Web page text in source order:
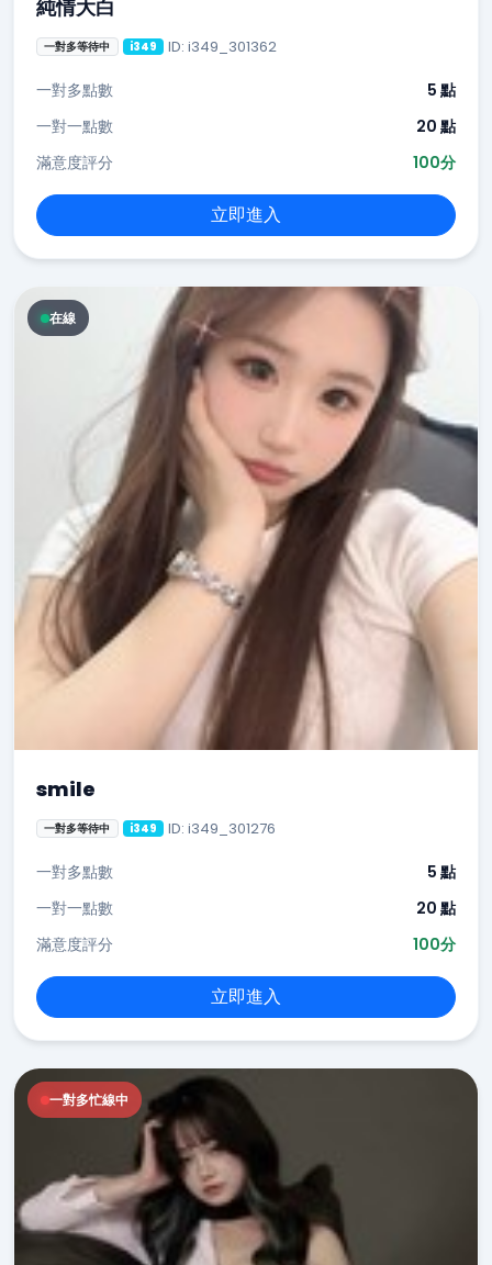
純情大白
一對多等待中 i349 ID: i349_301362
一對多點數
5 點
一對一點數
20 點
滿意度評分
100分
立即進入
在線
smile
一對多等待中 i349 ID: i349_301276
一對多點數
5 點
一對一點數
20 點
滿意度評分
100分
立即進入
一對多忙線中